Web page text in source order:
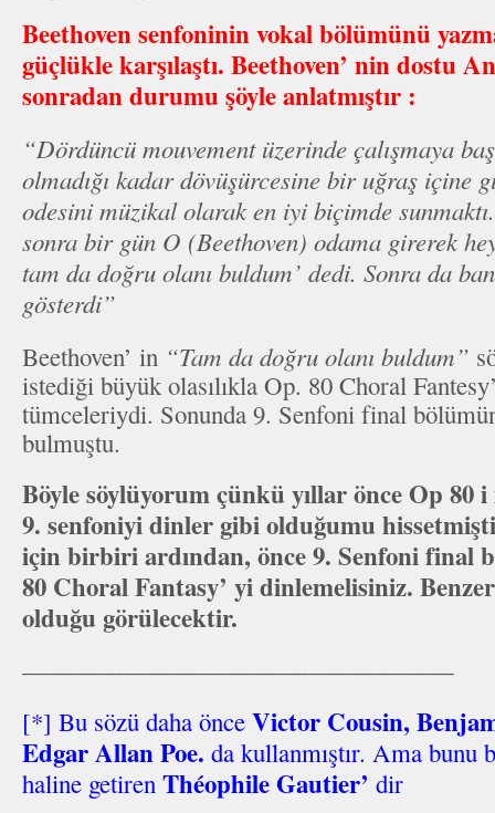
Beethoven senfoninin vokal bölümünü
güçlükle karşılaştı. Beethoven’ nin dostu
sonradan durumu şöyle anlatmıştır :
“Dördüncü mouvement üzerinde çalışmaya
olmadığı kadar dövüşürcesine bir uğraş içine
odesini müzikal olarak en iyi biçimde
sonra bir gün O (Beethoven) odama girerek
tam da doğru olanı buldum’ dedi. Sonra da
gösterdi”
Beethoven’ in “Tam da doğru olanı buldum”
istediği büyük olasılıkla Op. 80 Choral
tümceleriydi. Sonunda 9. Senfoni final
bulmuştu.
Böyle söylüyorum çünkü yıllar önce Op 80
9. senfoniyi dinler gibi olduğumu
için birbiri ardından, önce 9. Senfoni final
80 Choral Fantasy’ yi dinlemelisiniz.
olduğu görülecektir.
—————————————————
[*] Bu sözü daha önce Victor Cousin,
Edgar Allan Poe. da kullanmıştır. Ama bunu
haline getiren Théophile Gautier’ dir